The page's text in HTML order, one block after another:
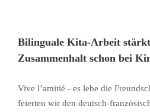
Bilinguale Kita-Arbeit
Zusammenhalt schon bei
Vive l’amitié - es lebe die
feierten wir den deutsch-